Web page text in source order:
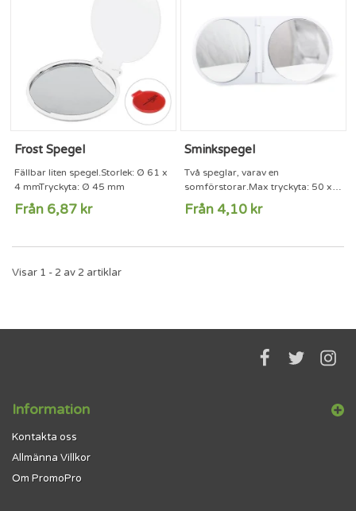
Frost Spegel
Fällbar liten spegel.Storlek: Ø 61 x
4 mmTryckyta: Ø 45 mm
Från 6,87 kr
Sminkspegel
Två speglar, varav en
somförstorar.Max tryckyta: 50 x
30 mmFärg: vit
Från 4,10 kr
Visar 1 - 2 av 2 artiklar
Information
Kontakta oss
Allmänna Villkor
Om PromoPro